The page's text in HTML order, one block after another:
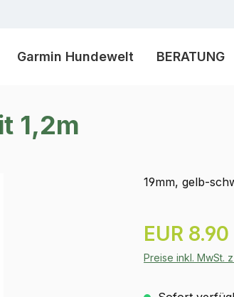
Garmin Hundewelt BERATUNG
1,2m
19mm, gelb-
Regulärer Preis:
EUR 8.90
Preise inkl. MwSt.